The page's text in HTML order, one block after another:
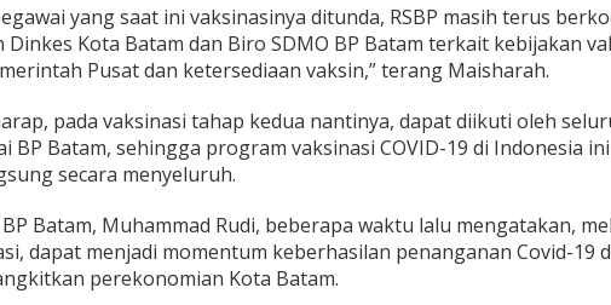
e
u
a
i
r
n
a
n
a
yang saat ini vaksinasinya ditunda, RSBP masih terus
Dinkes Kota Batam dan Biro SDMO BP Batam terkait kebijakan
Pusat dan ketersediaan vaksin,” terang Maisharah.
pada vaksinasi tahap kedua nantinya, dapat diikuti oleh
BP Batam, sehingga program vaksinasi COVID-19 di Indonesia
secara menyeluruh.
Batam, Muhammad Rudi, beberapa waktu lalu mengatakan,
dapat menjadi momentum keberhasilan penanganan Covid-19
perekonomian Kota Batam.